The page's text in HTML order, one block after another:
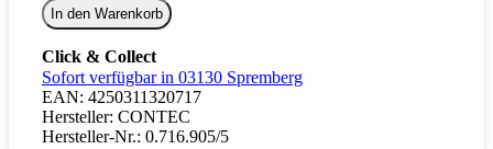
In den Warenkorb
Click & Collect
Sofort verfügbar in 03130 Spremberg
EAN: 4250311320717
Hersteller: CONTEC
Hersteller-Nr.: 0.716.905/5